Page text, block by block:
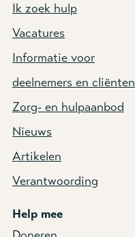
Ik zoek hulp
Vacatures
Informatie voor
deelnemers en cliënten
Zorg- en hulpaanbod
Nieuws
Artikelen
Verantwoording
Help mee